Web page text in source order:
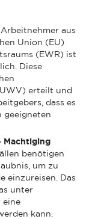
aus
Union (EU)
(EWR) ist
Diese
erteilt und
dass es
geeigneten
Machtiging
benötigen
um zu
einzureisen. Das
unter
eine
kann.